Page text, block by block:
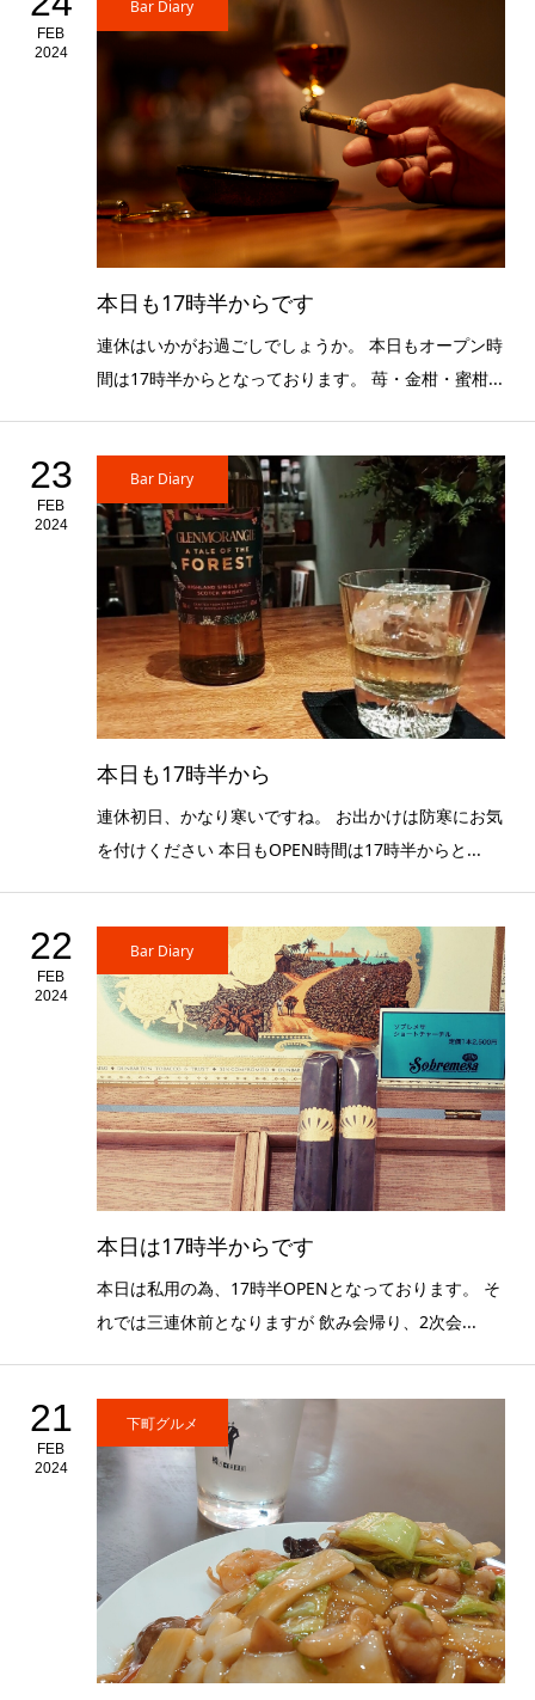
FEB
2024
Bar Diary
本日も17時半からです
連休はいかがお過ごしでしょうか。 本日もオープン時
間は17時半からとなっております。 苺・金柑・蜜柑...
23
FEB
2024
Bar Diary
本日も17時半から
連休初日、かなり寒いですね。 お出かけは防寒にお気
を付けください 本日もOPEN時間は17時半からと...
22
FEB
2024
Bar Diary
本日は17時半からです
本日は私用の為、17時半OPENとなっております。 そ
れでは三連休前となりますが 飲み会帰り、2次会...
21
FEB
2024
下町グルメ